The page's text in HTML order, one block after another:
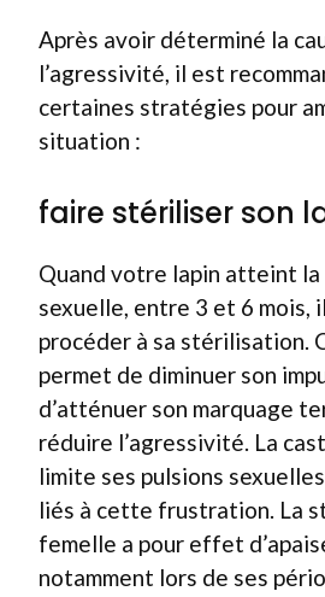
Après avoir déterminé la
l’agressivité, il est
certaines stratégies pour
situation :
faire stériliser son
Quand votre lapin atteint
sexuelle, entre 3 et 6 mois,
procéder à sa stérilisation.
permet de diminuer son
d’atténuer son marquage
réduire l’agressivité. La
limite ses pulsions
liés à cette frustration. La
femelle a pour effet
notamment lors de ses